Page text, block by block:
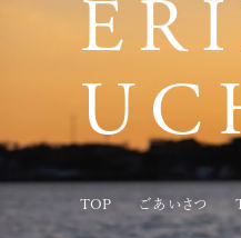
TOP ごあいさつ